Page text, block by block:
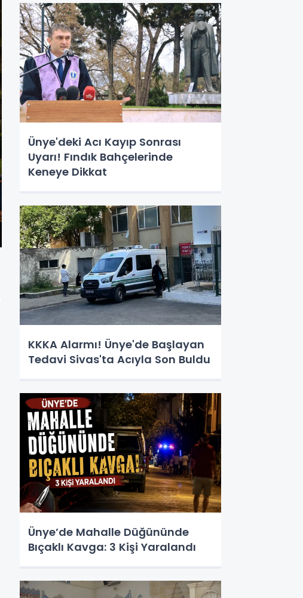
Ünye'deki Acı Kayıp Sonrası
Uyarı! Fındık Bahçelerinde
Keneye Dikkat
KKKA Alarmı! Ünye'de Başlayan
Tedavi Sivas'ta Acıyla Son Buldu
Ünye’de Mahalle Düğününde
Bıçaklı Kavga: 3 Kişi Yaralandı